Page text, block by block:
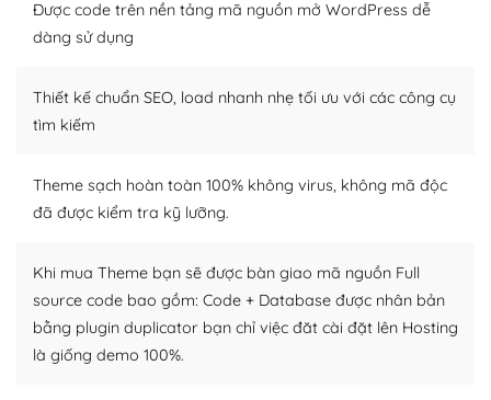
Dễ dàng tùy chỉnh trên WordPress
WordPress là nơi lưu trữ cho một diễn đàn cộng đồng
người cuồng tín WordPress.
Nếu bạn gặp khó khăn, bạn có thể lên mạng và tìm
lời, giải đáp vấn đề của bạn.
Cộng đồng sử dụng WordPress sẵn sàng hỗ trợ bạn
– Đa dạng plugin và themes
Được code trên nền tảng mã nguồn mở WordPress dễ
dàng sử dụng
Thiết kế chuẩn SEO, load nhanh nhẹ tối ưu với các công cụ
tìm kiếm
Theme sạch hoàn toàn 100% không virus, không mã độc
đã được kiểm tra kỹ lưỡng.
Khi mua Theme bạn sẽ được bàn giao mã nguồn Full
source code bao gồm: Code + Database được nhân bản
bằng plugin duplicator bạn chỉ việc đăt cài đặt lên Hosting
là giống demo 100%.